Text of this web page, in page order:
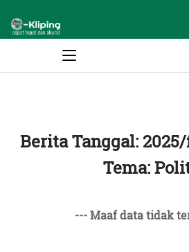
Main Menu
Berita Tanggal:
Tema:
--- Maaf data tidak